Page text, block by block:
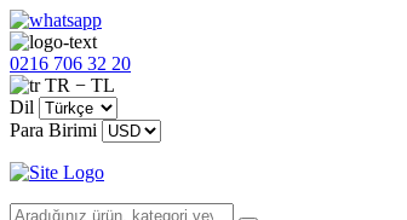
0216 706 32 20
TR − TL
Dil
Para Birimi